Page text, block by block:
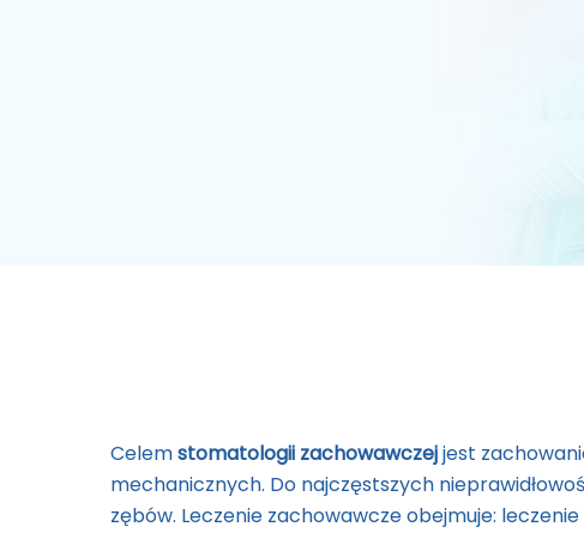
Celemstomatologii zachowawczejjest
mechanicznych. Do najczęstszych
zębów. Leczenie zachowawcze obejmuje: